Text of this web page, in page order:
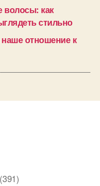
волосы: как
стильно
отношение к